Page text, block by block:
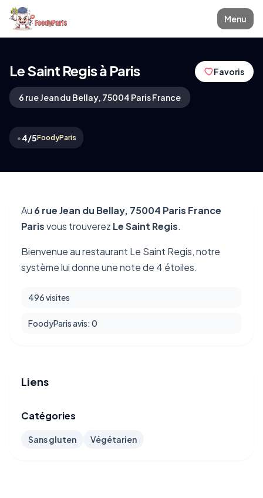
Menu
Le Saint Regis à Paris
6 rue Jean du Bellay, 75004 Paris France
•4/5FoodyParis
Favoris
Au 6 rue Jean du Bellay, 75004 Paris France
Parisvous trouverez Le Saint Regis.
Bienvenue au restaurant Le Saint Regis, notre
système lui donne une note de 4 étoiles.
496 visites
FoodyParis avis: 0
Liens
Catégories
Sans gluten Végétarien